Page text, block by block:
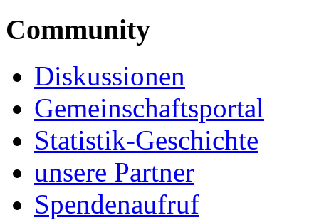
Community
Diskussionen
Gemeinschaftsportal
Statistik-Geschichte
unsere Partner
Spendenaufruf